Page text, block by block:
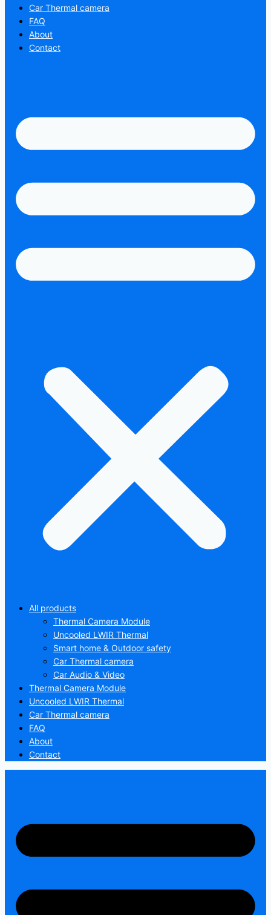
Car Thermal camera
FAQ
About
Contact
All products
Thermal Camera Module
Uncooled LWIR Thermal
Smart home & Outdoor safety
Car Thermal camera
Car Audio & Video
Thermal Camera Module
Uncooled LWIR Thermal
Car Thermal camera
FAQ
About
Contact